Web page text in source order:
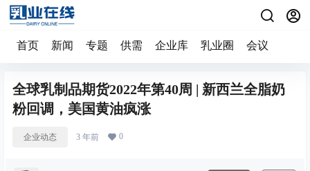
首页 新闻 专题 供需 企业库 乳业圈 会议
全球乳制品期货2022年第40周 | 新西兰全脂奶
粉回调，美国黄油疯涨
企业动态 3 年前 0